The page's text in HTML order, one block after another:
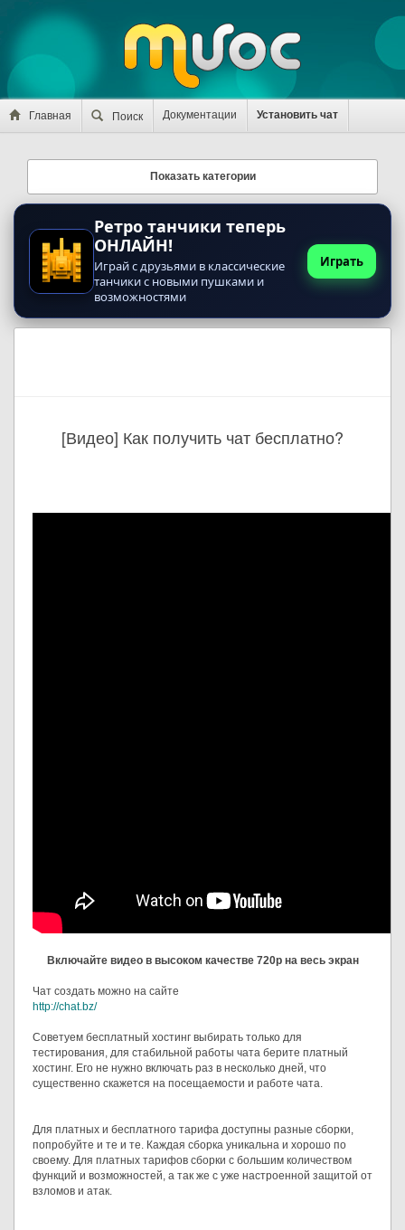
Главная Поиск Документации Установить чат
Показать категории
Ретро танчики теперь
ОНЛАЙН!
Играй с друзьями в классические
танчики с новыми пушками и
возможностями
Играть
[Видео] Как получить чат бесплатно?
Включайте видео в высоком качестве 720p на весь экран
Чат создать можно на сайте
http://chat.bz/
Советуем бесплатный хостинг выбирать только для
тестирования, для стабильной работы чата берите платный
хостинг. Его не нужно включать раз в несколько дней, что
существенно скажется на посещаемости и работе чата.
Для платных и бесплатного тарифа доступны разные сборки,
попробуйте и те и те. Каждая сборка уникальна и хорошо по
своему. Для платных тарифов сборки с большим количеством
функций и возможностей, а так же с уже настроенной защитой от
взломов и атак.